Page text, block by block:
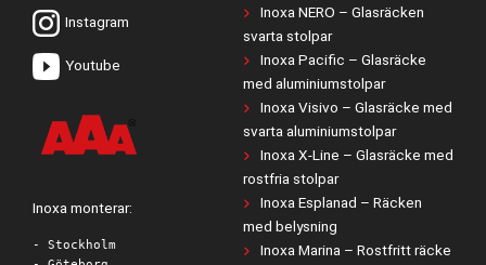
Instagram
Youtube
Inoxa monterar:
- Stockholm
Inoxa NERO – Glasräcken
svarta stolpar
Inoxa Pacific – Glasräcke
med aluminiumstolpar
Inoxa Visivo – Glasräcke med
svarta aluminiumstolpar
Inoxa X-Line – Glasräcke med
rostfria stolpar
Inoxa Esplanad – Räcken
med belysning
Inoxa Marina – Rostfritt räcke